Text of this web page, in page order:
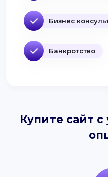
Бизнес
Банкротство
Купите сайт